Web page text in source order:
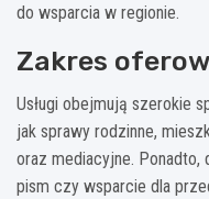
do wsparcia w regionie.
Zakres
Usługi obejmują szerokie
jak sprawy rodzinne,
oraz mediacyjne.
pism czy wsparcie dla